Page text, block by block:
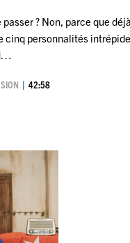
? Non, parce que
cinq personnalités
42:58